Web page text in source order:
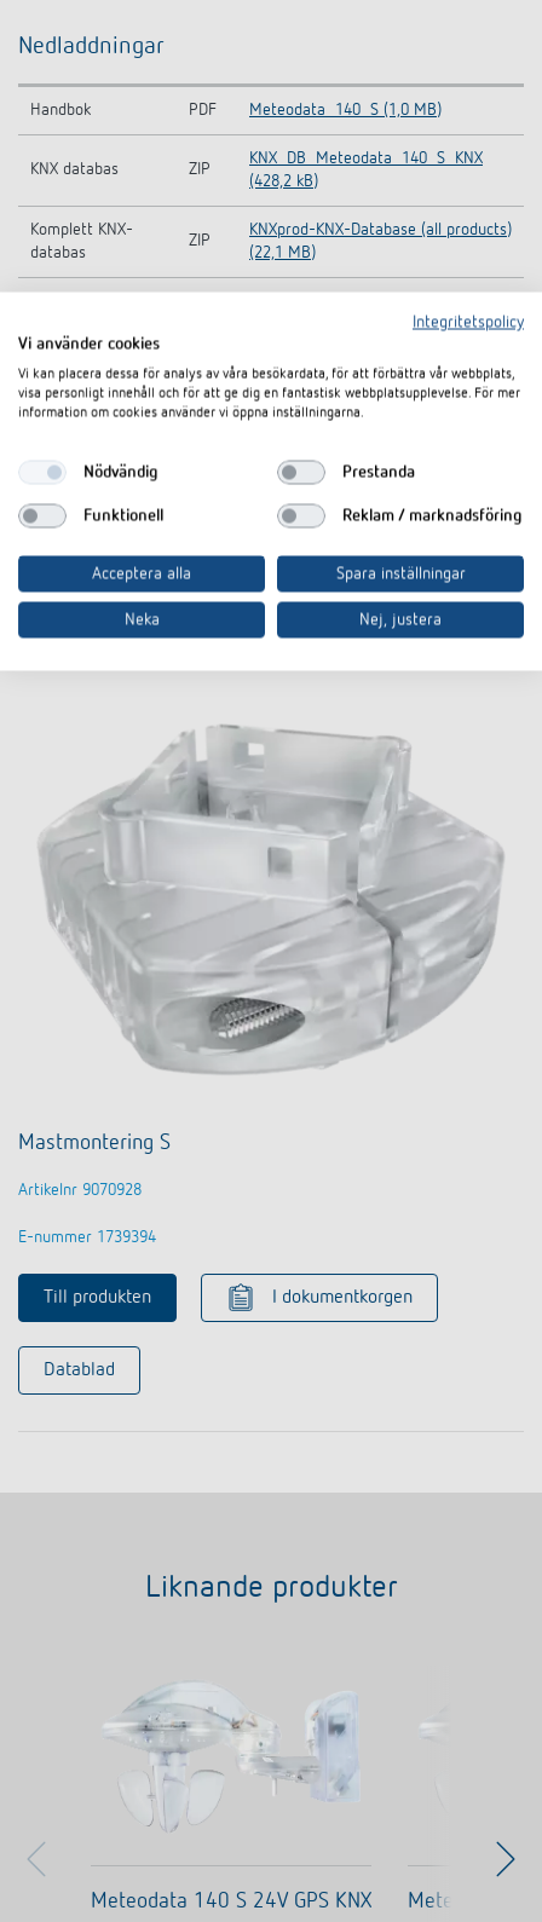
Nedladdningar
Handbok PDF Meteodata_140_S (1,0 MB)
KNX databas ZIP
KNX_DB_Meteodata_140_S_KNX
(428,2 kB)
Komplett KNX-
databas
ZIP
KNXprod-KNX-Database (all products)
(22,1 MB)
Notice EU Data Act (58,6 kB)
CE declaration of
conformity
PDF
Meteodata 140 S KNX-CE declaration
of conformity (273,6 kB)
Tillbehör
Mastmontering S
Artikelnr 9070928
E-nummer 1739394
Till produkten I dokumentkorgen
Datablad
Liknande produkter
Meteodata 140 S 24V GPS KNX Meteodata
Integritetspolicy
Vi använder cookies
Vi kan placera dessa för analys av våra besökardata, för att förbättra vår webbplats,
visa personligt innehåll och för att ge dig en fantastisk webbplatsupplevelse. För mer
information om cookies använder vi öppna inställningarna.
Nödvändig Prestanda
Funktionell Reklam / marknadsföring
Acceptera alla Spara inställningar
Neka Nej, justera